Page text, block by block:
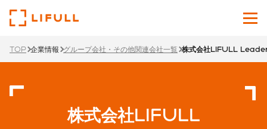
企業情報
サービス
TOP 企業情報 グループ会社・その他関連会社一覧 株式会社LIFULL
株式会社LIFULL